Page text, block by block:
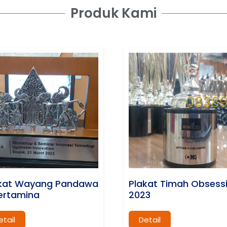
Produk Kami
Wayang Pandawa
Plakat Timah
2023
Detail